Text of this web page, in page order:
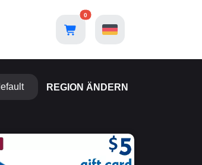
0
REGION ÄNDERN